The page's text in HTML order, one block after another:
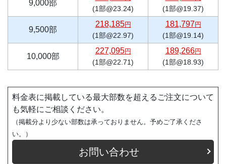
9,000部
(1部@23.24) (1部@19.37)
9,500部
218,185円
(1部@22.97)
181,797円
(1部@19.14)
10,000部
227,095円
(1部@22.71)
189,266円
(1部@18.93)
お問い合わせ
料金表に掲載している最大部数を超えるご注文について
も気軽にご相談ください。
（掲載分より少ない部数は承っておりません。予めご了承くださ
い。）